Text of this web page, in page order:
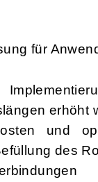
für
erhöht
und
des